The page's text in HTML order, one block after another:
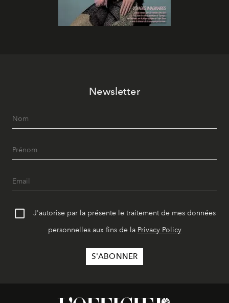
Newsletter
J'autorise par la présente le traitement de mes données
personnelles aux fins de la Privacy Policy